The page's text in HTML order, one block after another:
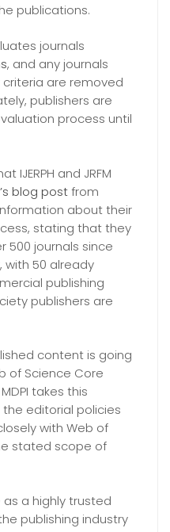
publications.
journals
, and any journals
are removed
publishers are
process until
IJERPH and JRFM
blog postfrom
about their
stating that they
500 journals since
with 50 already
publishing
publishers are
content is going
of Science Core
takes this
editorial policies
with Web of
stated scope of
a highly trusted
publishing industry